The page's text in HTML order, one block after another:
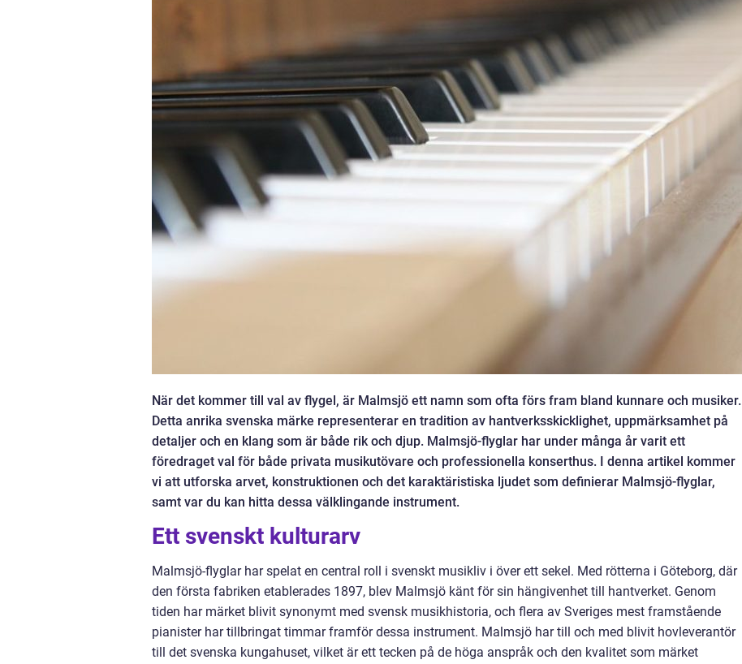
När det kommer till val av flygel, är Malmsjö ett namn som ofta förs fram bland kunnare och musiker.
Detta anrika svenska märke representerar en tradition av hantverksskicklighet, uppmärksamhet på
detaljer och en klang som är både rik och djup. Malmsjö-flyglar har under många år varit ett
föredraget val för både privata musikutövare och professionella konserthus. I denna artikel kommer
vi att utforska arvet, konstruktionen och det karaktäristiska ljudet som definierar Malmsjö-flyglar,
samt var du kan hitta dessa välklingande instrument.
Ett svenskt kulturarv
Malmsjö-flyglar har spelat en central roll i svenskt musikliv i över ett sekel. Med rötterna i Göteborg, där
den första fabriken etablerades 1897, blev Malmsjö känt för sin hängivenhet till hantverket. Genom
tiden har märket blivit synonymt med svensk musikhistoria, och flera av Sveriges mest framstående
pianister har tillbringat timmar framför dessa instrument. Malmsjö har till och med blivit hovleverantör
till det svenska kungahuset, vilket är ett tecken på de höga anspråk och den kvalitet som märket